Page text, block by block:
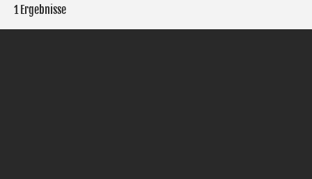
1 Ergebnisse